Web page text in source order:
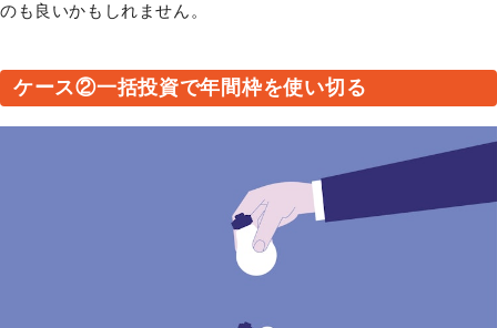
のも良いかもしれません。
ケース②一括投資で年間枠を使い切る